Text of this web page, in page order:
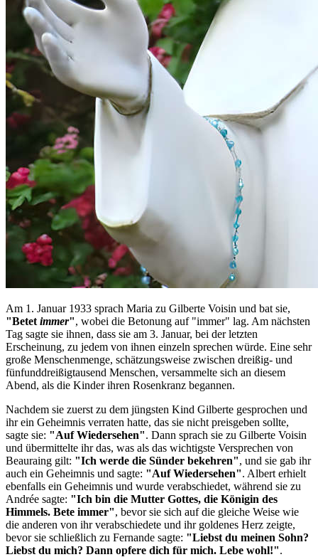
Am 1. Januar 1933 sprach Maria zu Gilberte Voisin und bat sie,
"Betet immer", wobei die Betonung auf "immer" lag. Am nächsten
Tag sagte sie ihnen, dass sie am 3. Januar, bei der letzten
Erscheinung, zu jedem von ihnen einzeln sprechen würde. Eine sehr
große Menschenmenge, schätzungsweise zwischen dreißig- und
fünfunddreißigtausend Menschen, versammelte sich an diesem
Abend, als die Kinder ihren Rosenkranz begannen.
Nachdem sie zuerst zu dem jüngsten Kind Gilberte gesprochen und
ihr ein Geheimnis verraten hatte, das sie nicht preisgeben sollte,
sagte sie: "Auf Wiedersehen". Dann sprach sie zu Gilberte Voisin
und übermittelte ihr das, was als das wichtigste Versprechen von
Beauraing gilt: "Ich werde die Sünder bekehren", und sie gab ihr
auch ein Geheimnis und sagte: "Auf Wiedersehen". Albert erhielt
ebenfalls ein Geheimnis und wurde verabschiedet, während sie zu
Andrée sagte: "Ich bin die Mutter Gottes, die Königin des
Himmels. Bete immer", bevor sie sich auf die gleiche Weise wie
die anderen von ihr verabschiedete und ihr goldenes Herz zeigte,
bevor sie schließlich zu Fernande sagte: "Liebst du meinen Sohn?
Liebst du mich? Dann opfere dich für mich. Lebe wohl!".